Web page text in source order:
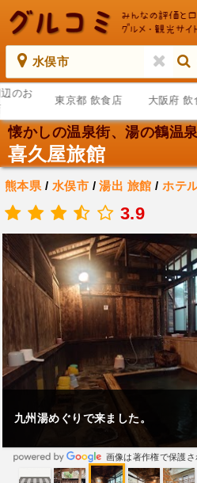
水俣市
のお
東京都 飲食店 大阪府 飲
懐かしの温泉街、湯の鶴温泉
喜久屋旅館
熊本県 / 水俣市 /湯出 旅館 /ホテ
3.9
九州湯めぐりで来ました。
画像は著作権で保護さ